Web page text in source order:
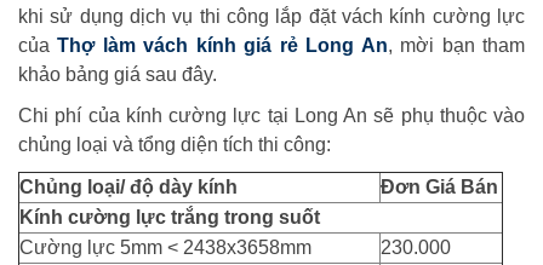
khi sử dụng dịch vụ thi công lắp đặt vách kính cường lực
củaThợ làm vách kính giá rẻ Long An, mời bạn tham
khảo bảng giá sau đây.
Chi phí của kính cường lực tại Long An sẽ phụ thuộc vào
chủng loại và tổng diện tích thi công:
Chủng loại/ độ dày kính
Đơn Giá Bán
Kính cường lực trắng trong suốt
Cường lực 5mm < 2438x3658mm
230.000